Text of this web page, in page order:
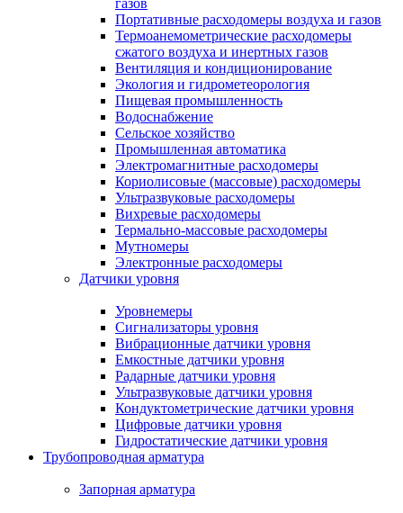
газов
Портативные расходомеры воздуха и газов
Термоанемометрические расходомеры
сжатого воздуха и инертных газов
Вентиляция и кондиционирование
Экология и гидрометеорология
Пищевая промышленность
Водоснабжение
Сельское хозяйство
Промышленная автоматика
Электромагнитные расходомеры
Кориолисовые (массовые) расходомеры
Ультразвуковые расходомеры
Вихревые расходомеры
Термально-массовые расходомеры
Мутномеры
Электронные расходомеры
Датчики уровня
Уровнемеры
Сигнализаторы уровня
Вибрационные датчики уровня
Емкостные датчики уровня
Радарные датчики уровня
Ультразвуковые датчики уровня
Кондуктометрические датчики уровня
Цифровые датчики уровня
Гидростатические датчики уровня
Трубопроводная арматура
Запорная арматура